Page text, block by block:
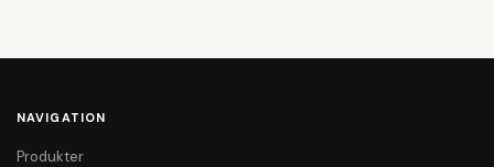
NAVIGATION
Produkter